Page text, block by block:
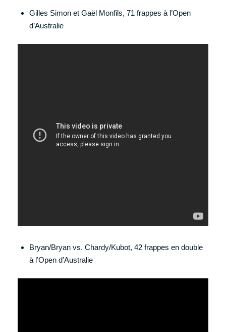
Gilles Simon et Gaël Monfils, 71 frappes à l’Open
d’Australie
Bryan/Bryan vs. Chardy/Kubot, 42 frappes en double
à l’Open d’Australie